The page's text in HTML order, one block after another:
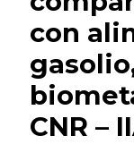
con
CNR –